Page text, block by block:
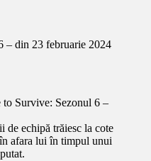
to Survive: Sezonul 6 –
de echipă trăiesc la cote
afara lui în timpul unui